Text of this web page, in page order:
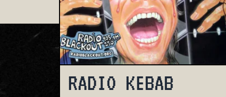
RADIO KEBAB